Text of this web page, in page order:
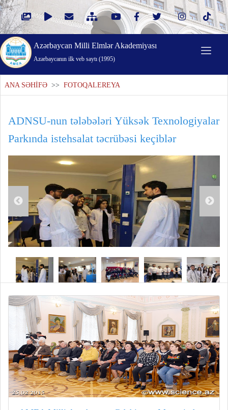
Azərbaycan Milli Elmlər Akademiyası
Azərbaycanın ilk veb saytı (1995)
ANA SƏHİFƏ >> FOTOQALEREYA
ADNSU-nun tələbələri Yüksək Texnologiyalar
Parkında istehsalat təcrübəsi keçiblər